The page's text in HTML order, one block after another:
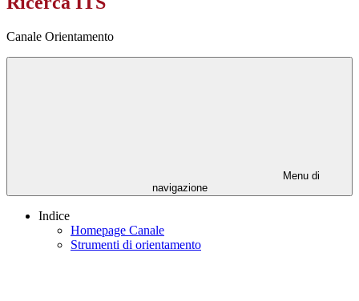
Canale Orientamento
Menu di
navigazione
Indice
Homepage Canale
Strumenti di orientamento